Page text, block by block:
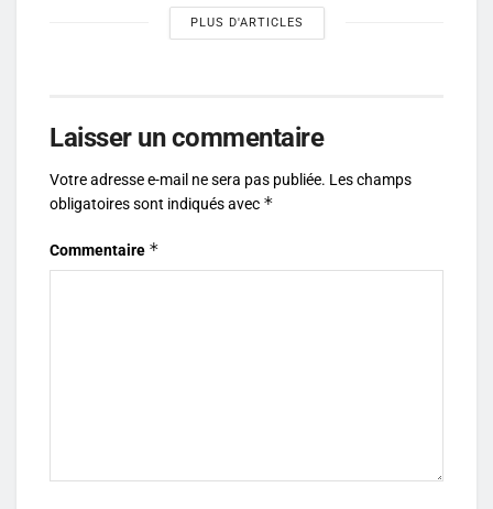
PLUS D'ARTICLES
Laisser un commentaire
Votre adresse e-mail ne sera pas publiée. Les champs
obligatoires sont indiqués avec *
Commentaire *